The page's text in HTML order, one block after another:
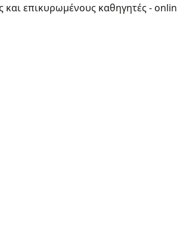
επικυρωμένους καθηγητές -